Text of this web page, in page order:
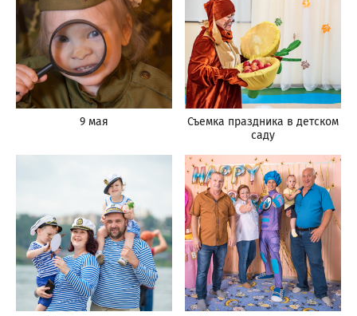
9 мая
Съемка праздника в детском
саду